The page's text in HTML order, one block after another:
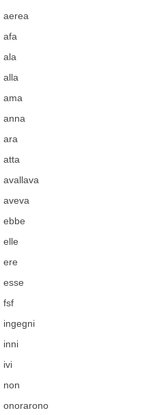
aerea
afa
ala
alla
ama
anna
ara
atta
avallava
aveva
ebbe
elle
ere
esse
fsf
ingegni
inni
ivi
non
onorarono